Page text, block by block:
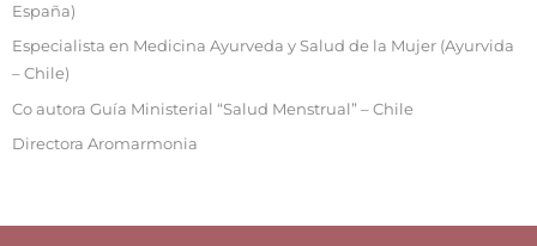
España)
Especialista en Medicina Ayurveda y Salud de la Mujer (Ayurvida
– Chile)
Co autora Guía Ministerial “Salud Menstrual” – Chile
Directora Aromarmonia